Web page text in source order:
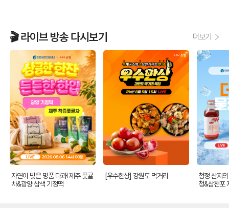
🎬 라이브 방송 다시보기 더보기
자연이 빚은 명품 다과! 제주 풋귤
차&광양 삼색 기정떡
[우수한상] 강원도 먹거리
청정 산지
청&삼천포